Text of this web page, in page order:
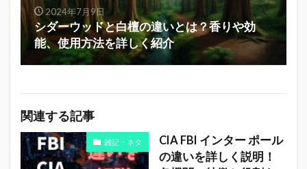
2024年7月9日
シダーウッドと白檀の違いとは？香りや効
能、使用方法を詳しく紹介
関連する記事
雑記・ネタ
CIA FBI インター ポール
の違いを詳しく説明！